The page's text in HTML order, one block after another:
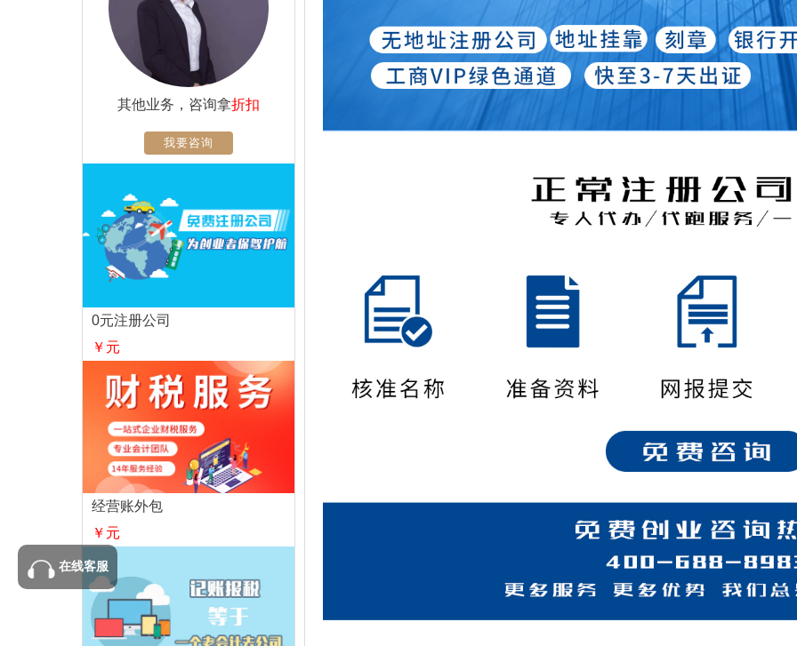
在线客服
其他业务，咨询拿折扣
我要咨询
0元注册公司
￥元
经营账外包
￥元